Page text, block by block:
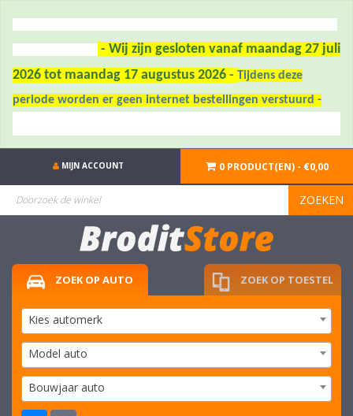
- Wij zijn gesloten vanaf maandag 27 juli
2026 tot maandag 17 augustus 2026 - Tijdens deze
periode worden er geen internet bestellingen verstuurd -
ZOEKEN
MIJN ACCOUNT 0 PRODUCT(EN) - €0,00
ZOEK OP AUTO
Kies automerk
Model auto
Bouwjaar auto
ZOEK OP TOESTEL